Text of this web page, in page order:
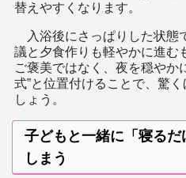
替えやすくなります。
入浴後にさっぱりした状態
議と夕食作りも軽やかに進む
ご褒美ではなく、夜を穏やか
式”と位置付けることで、驚
しょう。
子どもと一緒に「寝る
しまう